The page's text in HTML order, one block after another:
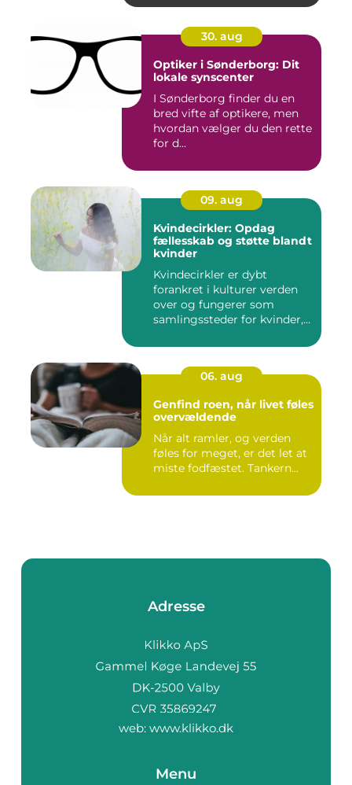
30. aug
Optiker i Sønderborg: Dit
lokale synscenter
I Sønderborg finder du en
bred vifte af optikere, men
hvordan vælger du den rette
for d...
09. aug
Kvindecirkler: Opdag
fællesskab og støtte blandt
kvinder
Kvindecirkler er dybt
forankret i kulturer verden
over og fungerer som
samlingssteder for kvinder,
06. aug
Genfind roen, når livet føles
overvældende
Når alt ramler, og verden
føles for meget, er det let at
miste fodfæstet. Tankern...
Adresse
web: www.klikko.dk
Menu